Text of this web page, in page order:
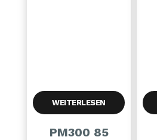
WEITERLESEN
PM300 85